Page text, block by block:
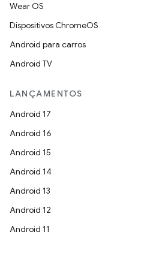
Wear OS
Dispositivos ChromeOS
Android para carros
Android TV
LANÇAMENTOS
Android 17
Android 16
Android 15
Android 14
Android 13
Android 12
Android 11